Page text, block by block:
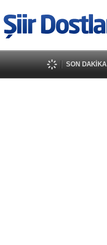
SON DAKİKA